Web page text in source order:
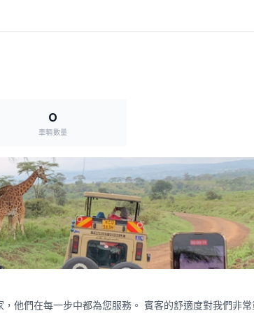
0
車輛數量
他們在每一步中都為您服務。 賓客的舒適度對我們非常